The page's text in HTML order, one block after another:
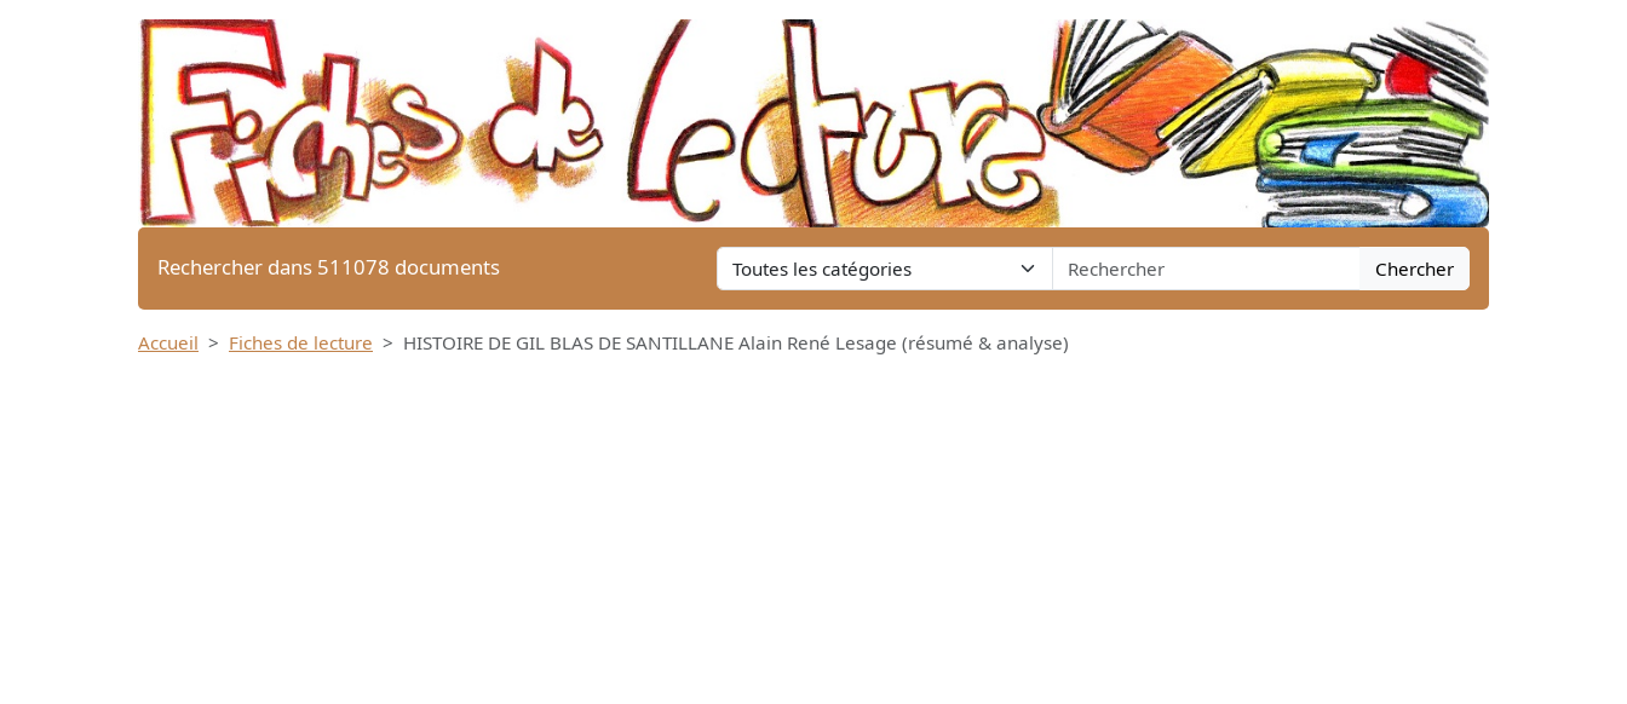
Rechercher dans 511078 documents Chercher
Accueil Fiches de lecture HISTOIRE DE GIL BLAS DE SANTILLANE Alain René Lesage (résumé & analyse)